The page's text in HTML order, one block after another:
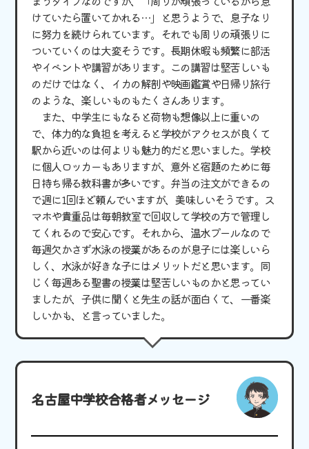
けていたら置いてかれる…」と思うようで、息子なり
に努力を続けられています。それでも周りの頑張りに
ついていくのは大変そうです。長期休暇も頻繁に部活
やイベントや講習があります。この講習は堅苦しいも
のだけではなく、イカの解剖や映画鑑賞や日帰り旅行
のような、楽しいものもたくさんあります。
また、中学生にもなると荷物も想像以上に重いの
で、体力的な負担を考えると学校がアクセスが良くて
駅から近いのは何よりも魅力的だと思いました。学校
に個人ロッカーもありますが、意外と宿題のために毎
日持ち帰る教科書が多いです。弁当の注文ができるの
で週に1回ほど頼んでいますが、美味しいそうです。ス
マホや貴重品は毎朝教室で回収して学校の方で管理し
てくれるので安心です。それから、温水プールなので
毎週欠かさず水泳の授業があるのが息子には楽しいら
しく、水泳が好きな子にはメリットだと思います。同
じく毎週ある聖書の授業は堅苦しいものかと思ってい
ましたが、子供に聞くと先生の話が面白くて、一番楽
しいかも、と言っていました。
名古屋中学校合格者メッセージ